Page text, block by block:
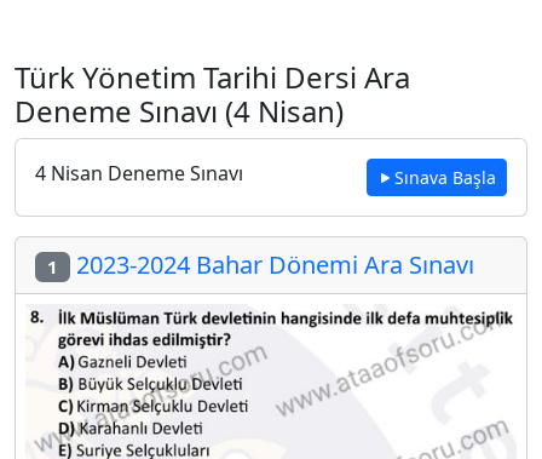
Türk Yönetim Tarihi Dersi Ara
Deneme Sınavı (4 Nisan)
4 Nisan Deneme Sınavı Sınava Başla
1 2023-2024 Bahar Dönemi Ara Sınavı